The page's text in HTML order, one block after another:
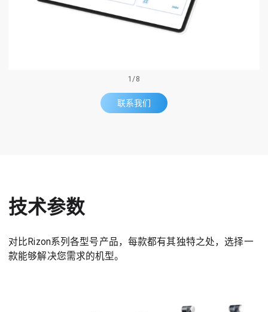
1/8
联系我们
技术参数
对比Rizon系列各型号产品，每款都有其独特之处，选择一
款能够解决您需求的机型。